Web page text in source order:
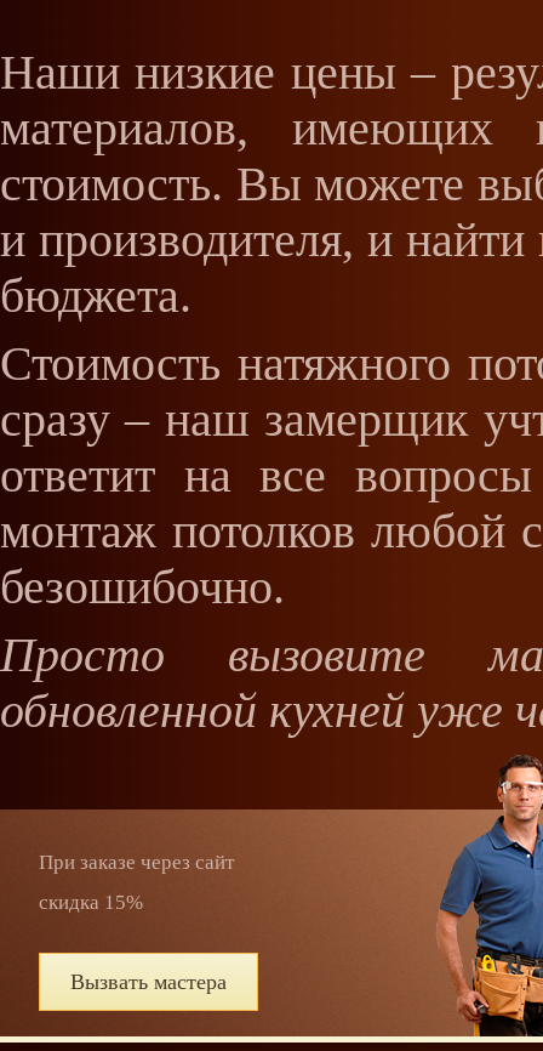
Наши низкие цены –
материалов, имеющих
стоимость. Вы можете
и производителя, и
бюджета.
Стоимость натяжного
сразу – наш замерщик
ответит на все
монтаж потолков любой
безошибочно.
Просто вызовите
обновленной кухней уже
При заказе через сайт
скидка 15%
Вызвать мастера